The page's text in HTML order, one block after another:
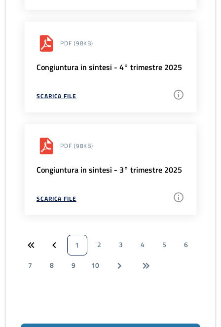
PDF (98KB)
Congiuntura in sintesi - 4° trimestre 2025
SCARICA FILE
PDF (98KB)
Congiuntura in sintesi - 3° trimestre 2025
SCARICA FILE
1 2 3 4 5
6
7
8 9 10